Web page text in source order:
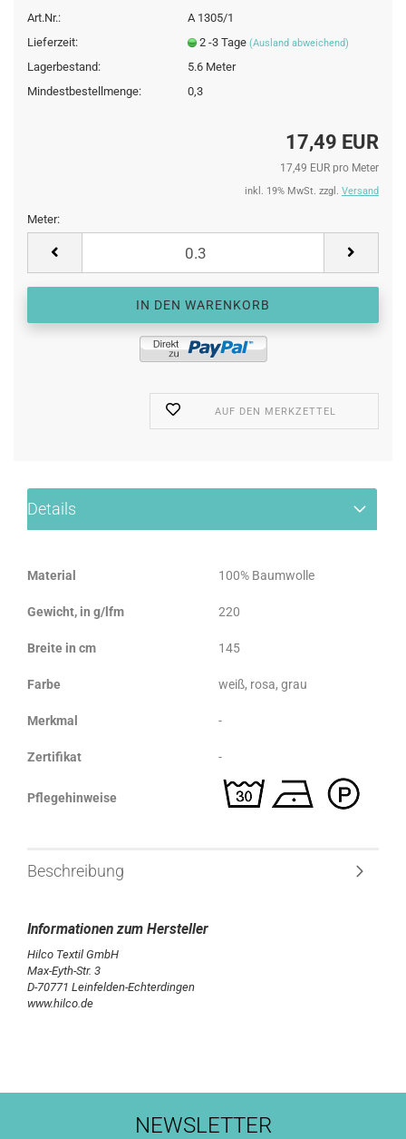
Art.Nr.:
A 1305/1
Lieferzeit:
2 -3 Tage (Ausland abweichend)
Lagerbestand: 5.6 Meter
Mindestbestellmenge:
0,3
17,49 EUR
17,49 EUR pro Meter
inkl. 19% MwSt. zzgl. Versand
Meter:
AUF DEN MERKZETTEL
Details
Material 100% Baumwolle
Gewicht, in g/lfm 220
Breite in cm 145
Farbe weiß, rosa, grau
Merkmal -
Zertifikat -
Pflegehinweise
Beschreibung
Hilco Textil GmbH
Max-Eyth-Str. 3
D-70771 Leinfelden-Echterdingen
www.hilco.de
NEWSLETTER